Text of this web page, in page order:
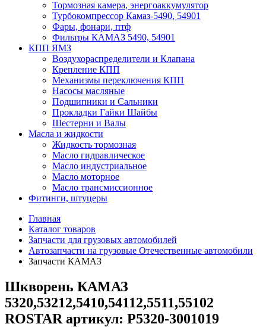
Тормозная камера, энергоаккумулятор
Турбокомпрессор Камаз-5490, 54901
Фары, фонари, птф
Фильтры КАМАЗ 5490, 54901
КПП ЯМЗ
Воздухораспределители и Клапана
Крепление КПП
Механизмы переключения КПП
Насосы масляные
Подшипники и Сальники
Прокладки Гайки Шайбы
Шестерни и Валы
Масла и жидкости
Жидкость тормозная
Масло гидравлическое
Масло индустриальное
Масло моторное
Масло трансмиссионное
Фитинги, штуцеры
Главная
Каталог товаров
Запчасти для грузовых автомобилей
Автозапчасти на грузовые Отечественные автомобили
Запчасти КАМАЗ
Шкворень КАМАЗ
5320,53212,5410,54112,5511,55102
ROSTAR артикул: Р5320-3001019